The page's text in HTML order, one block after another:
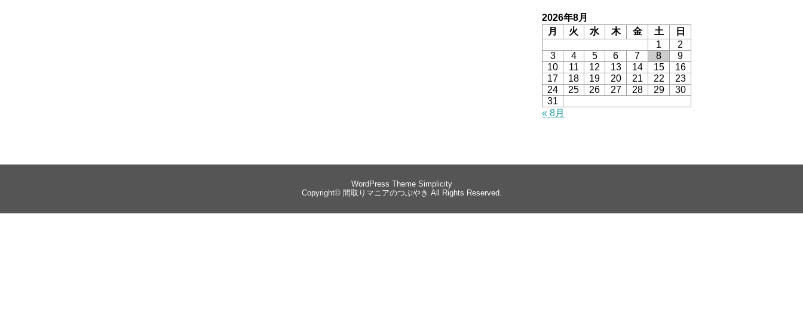
2026年8月
月
火 水 木 金 土
日
1
2
3
4 5 6 7 8
9
10
11 12 13 14 15
16
17
18 19 20 21 22
23
24
25 26 27 28 29
30
31
« 8月
WordPress Theme Simplicity
Copyright© 間取りマニアのつぶやき All Rights Reserved.